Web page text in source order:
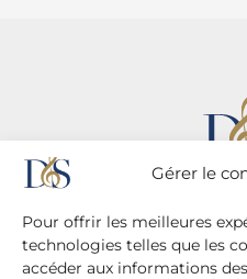
Gérer le
Pour offrir les meilleures
technologies telles que les
accéder aux informations